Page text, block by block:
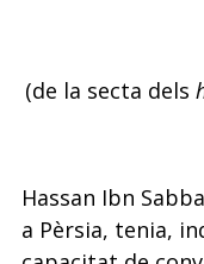
(de la secta dels
Hassan Ibn
a Pèrsia, tenia,